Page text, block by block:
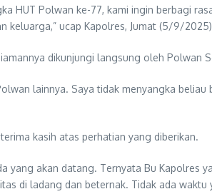
HUT Polwan ke-77, kami ingin berbagi
keluarga,” ucap Kapolres, Jumat (5/9/2025)
dikunjungi langsung oleh Polwan
lainnya. Saya tidak menyangka
kasih atas perhatian yang diberikan.
yang akan datang. Ternyata Bu
di ladang dan beternak. Tidak ada